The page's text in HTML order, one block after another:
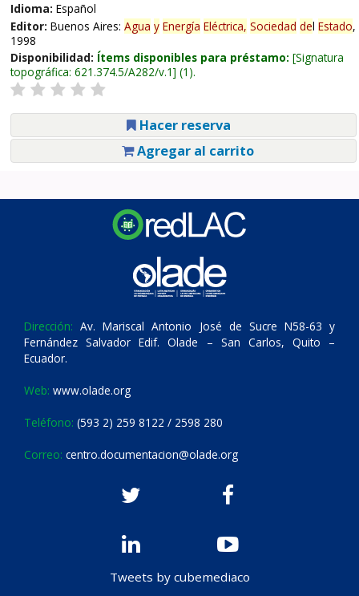
Idioma: Español
Editor: Buenos Aires: Agua y Energía Eléctrica, Sociedad del Estado,
1998
Disponibilidad: Ítems disponibles para préstamo: Signatura
topográfica: 621.374.5/A282/v.1 (1).
Hacer reserva
Agregar al carrito
Dirección: Av. Mariscal Antonio José de Sucre N58-63 y
Fernández Salvador Edif. Olade – San Carlos, Quito –
Ecuador.
Web: www.olade.org
Teléfono: (593 2) 259 8122 / 2598 280
Correo: centro.documentacion@olade.org
Tweets by cubemediaco